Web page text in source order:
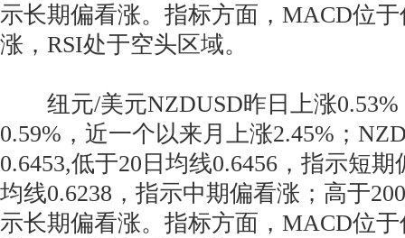
示长期偏看涨。指标方面，MACD位
涨，RSI处于空头区域。
纽元/美元NZDUSD昨日上涨0.53%
0.59%，近一个以来月上涨2.45%；
0.6453,低于20日均线0.6456，指示短
均线0.6238，指示中期偏看涨；高于
示长期偏看涨。指标方面，MACD位